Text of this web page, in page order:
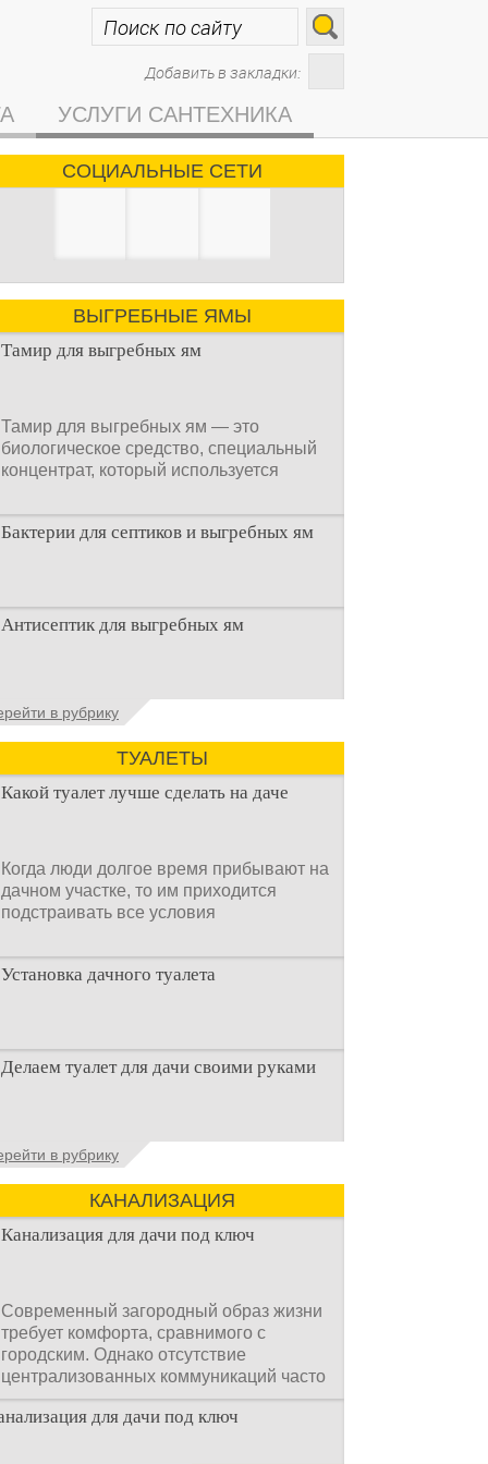
Добавить в закладки:
УСЛУГИ САНТЕХНИКА
СОЦИАЛЬНЫЕ СЕТИ
ВЫГРЕБНЫЕ ЯМЫ
Тамир для выгребных ям
Тамир для выгребных ям — это
биологическое средство, специальный
концентрат, который используется
Бактерии для септиков и выгребных ям
Очистка канализационного стока или
выгребной ямой всегда являлась не
Антисептик для выгребных ям
Общие сведения об антисептиках
Антисептик для выгребных ям – это
специальные препараты, которые
в рубрику
ТУАЛЕТЫ
Какой туалет лучше сделать на даче
Когда люди долгое время прибывают на
дачном участке, то им приходится
подстраивать все условия
Установка дачного туалета
Наличие туалета на даче не является
необходимостью для каждого дачника.
Делаем туалет для дачи своими руками
Туалеты для дачи – это устройства, с
которых начинается благоустройство
дачного участка, частного
в рубрику
КАНАЛИЗАЦИЯ
Канализация для дачи под ключ
Современный загородный образ жизни
требует комфорта, сравнимого с
городским. Однако отсутствие
централизованных коммуникаций часто
становится главным препятствием.
Многие владельцы ошибочно полагают,
для дачи под ключ